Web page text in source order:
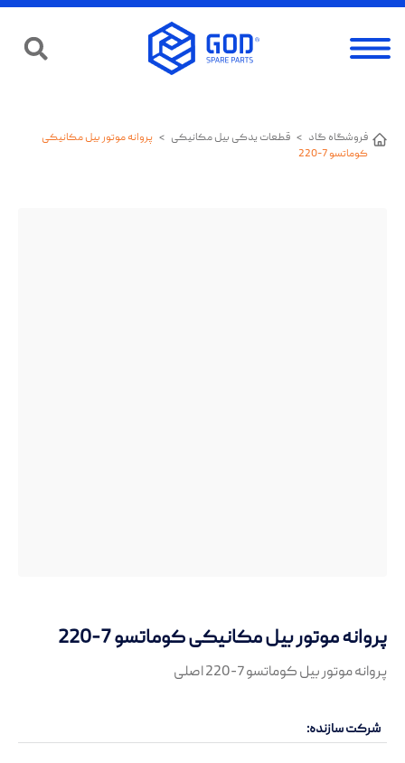
فروشگاه گاد > قطعات یدکی بیل مکانیکی > پروانه موتور بیل مکانیکی
کوماتسو 7-220
پروانه موتور بیل مکانیکی کوماتسو 7-220
پروانه موتور بیل کوماتسو 7-220 اصلی
شرکت سازنده